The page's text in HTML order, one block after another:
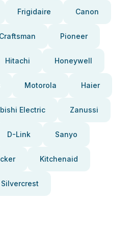
Frigidaire Canon
Craftsman Pioneer
Hitachi Honeywell
Motorola Haier
Electric Zanussi
D-Link Sanyo
Kitchenaid
Silvercrest